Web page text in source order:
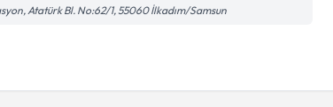
Atatürk Bl. No:62/1, 55060 İlkadım/Samsun